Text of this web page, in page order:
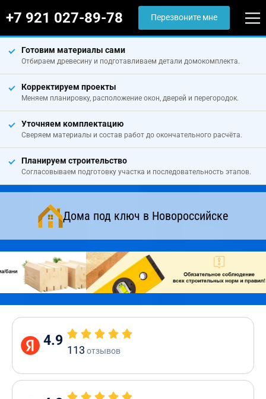
+7 921 027-89-78 Перезвоните мне
Готовим материалы сами
Отбираем древесину и подготавливаем детали домокомплекта.
Корректируем проекты
Меняем планировку, расположение окон, дверей и перегородок.
Уточняем комплектацию
Сверяем материалы и состав работ до окончательного расчёта.
Планируем строительство
Согласовываем подготовку участка и последовательность этапов.
Дома под ключ в Новороссийске
4.9
113 отзывов